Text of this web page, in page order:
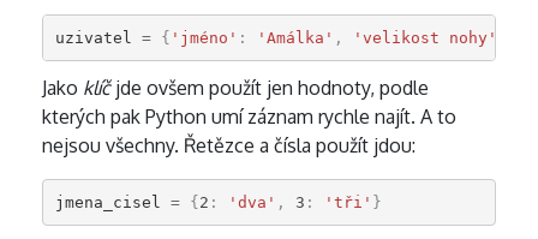
uzivatel = { 'jméno' : 'Amálka' , 'velikost nohy'
Jako klíčjde ovšem použít jen hodnoty, podle
kterých pak Python umí záznam rychle najít. A to
nejsou všechny. Řetězce a čísla použít jdou:
jmena_cisel = {2 : 'dva' , 3 : 'tři' }